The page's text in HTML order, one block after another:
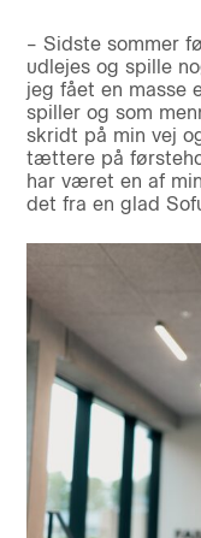
– Sidste sommer
udlejes og spille
jeg fået en masse
spiller og som
skridt på min vej
tættere på
har været en af
det fra en glad